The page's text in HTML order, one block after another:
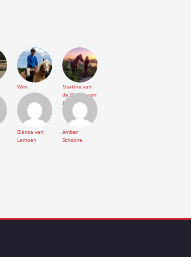
Wim
Martine van
de Velde - van
Aken
Bianca van
Lamoen
Amber
Schoone